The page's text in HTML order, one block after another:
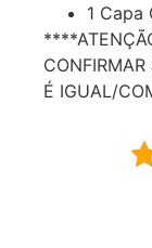
1 Capa
É IGUAL/